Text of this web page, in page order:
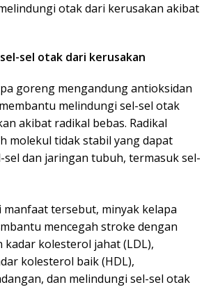
otak dari kerusakan akibat
sel otak dari kerusakan
goreng mengandung antioksidan
melindungi sel-sel otak
akibat radikal bebas. Radikal
molekul tidak stabil yang dapat
sel dan jaringan tubuh, termasuk sel-
tersebut, minyak kelapa
mencegah stroke dengan
kolesterol jahat (LDL),
kolesterol baik (HDL),
dan melindungi sel-sel otak